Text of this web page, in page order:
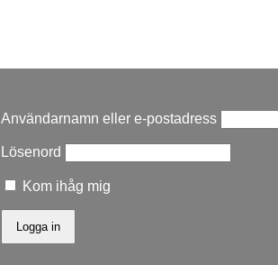
Användarnamn eller e-postadress
Lösenord
Kom ihåg mig